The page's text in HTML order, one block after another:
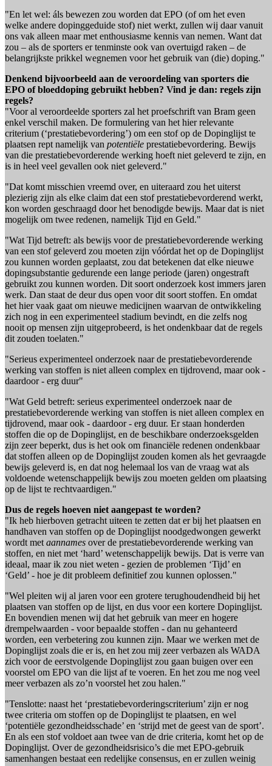
"En let wel: áls bewezen zou worden dat EPO (of om het even
welke andere dopinggeduide stof) niet werkt, zullen wij daar vanuit
ons vak alleen maar met enthousiasme kennis van nemen. Want dat
zou – als de sporters er tenminste ook van overtuigd raken – de
belangrijkste prikkel wegnemen voor het gebruik van (die) doping."
Denkend bijvoorbeeld aan de veroordeling van sporters die
EPO of bloeddoping gebruikt hebben? Vind je dan: regels zijn
regels?
"Voor al veroordeelde sporters zal het proefschrift van Bram geen
enkel verschil maken. De formulering van het hier relevante
criterium (‘prestatiebevordering’) om een stof op de Dopinglijst te
plaatsen rept namelijk van potentiële prestatiebevordering. Bewijs
van die prestatiebevorderende werking hoeft niet geleverd te zijn, en
is in heel veel gevallen ook niet geleverd."
"Dat komt misschien vreemd over, en uiteraard zou het uiterst
plezierig zijn als elke claim dat een stof prestatiebevorderend werkt,
kon worden geschraagd door het benodigde bewijs. Maar dat is niet
mogelijk om twee redenen, namelijk Tijd en Geld."
"Wat Tijd betreft: als bewijs voor de prestatiebevorderende werking
van een stof geleverd zou moeten zijn vóórdat het op de Dopinglijst
zou kunnen worden geplaatst, zou dat betekenen dat elke nieuwe
dopingsubstantie gedurende een lange periode (jaren) ongestraft
gebruikt zou kunnen worden. Dit soort onderzoek kost immers jaren
werk. Dan staat de deur dus open voor dit soort stoffen. En omdat
het hier vaak gaat om nieuwe medicijnen waarvan de ontwikkeling
zich nog in een experimenteel stadium bevindt, en die zelfs nog
nooit op mensen zijn uitgeprobeerd, is het ondenkbaar dat de regels
dit zouden toelaten."
"Serieus experimenteel onderzoek naar de prestatiebevorderende
werking van stoffen is niet alleen complex en tijdrovend, maar ook -
daardoor - erg duur"
"Wat Geld betreft: serieus experimenteel onderzoek naar de
prestatiebevorderende werking van stoffen is niet alleen complex en
tijdrovend, maar ook - daardoor - erg duur. Er staan honderden
stoffen die op de Dopinglijst, en de beschikbare onderzoeksgelden
zijn zeer beperkt, dus is het ook om financiële redenen ondenkbaar
dat stoffen alleen op de Dopinglijst zouden komen als het gevraagde
bewijs geleverd is, en dat nog helemaal los van de vraag wat als
voldoende wetenschappelijk bewijs zou moeten gelden om plaatsing
op de lijst te rechtvaardigen."
Dus de regels hoeven niet aangepast te worden?
"Ik heb hierboven getracht uiteen te zetten dat er bij het plaatsen en
handhaven van stoffen op de Dopinglijst noodgedwongen gewerkt
wordt metaannames over de prestatiebevorderende werking van
stoffen, en niet met ‘hard’ wetenschappelijk bewijs. Dat is verre van
ideaal, maar ik zou niet weten - gezien de problemen ‘Tijd’ en
‘Geld’ - hoe je dit probleem definitief zou kunnen oplossen."
"Wel pleiten wij al jaren voor een grotere terughoudendheid bij het
plaatsen van stoffen op de lijst, en dus voor een kortere Dopinglijst.
En bovendien menen wij dat het gebruik van meer en hogere
drempelwaarden - voor bepaalde stoffen - dan nu gehanteerd
worden, een verbetering zou kunnen zijn. Maar we werken met de
Dopinglijst zoals die er is, en het zou mij zeer verbazen als WADA
zich voor de eerstvolgende Dopinglijst zou gaan buigen over een
voorstel om EPO van die lijst af te voeren. En het zou me nog veel
meer verbazen als zo’n voorstel het zou halen."
"Tenslotte: naast het ‘prestatiebevorderingscriterium’ zijn er nog
twee criteria om stoffen op de Dopinglijst te plaatsen, en wel
‘potentiële gezondheidsschade’ en ‘strijd met de geest van de sport’.
En als een stof voldoet aan twee van de drie criteria, komt het op de
Dopinglijst. Over de gezondheidsrisico’s die met EPO-gebruik
samenhangen bestaat een redelijke consensus, en er zullen weinig